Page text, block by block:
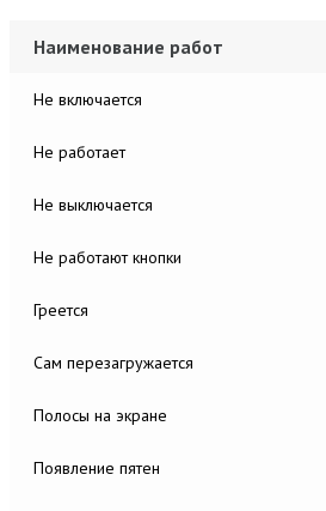
Наименование работ
Не включается
Не работает
Не выключается
Не работают кнопки
Греется
Сам перезагружается
Полосы на экране
Появление пятен